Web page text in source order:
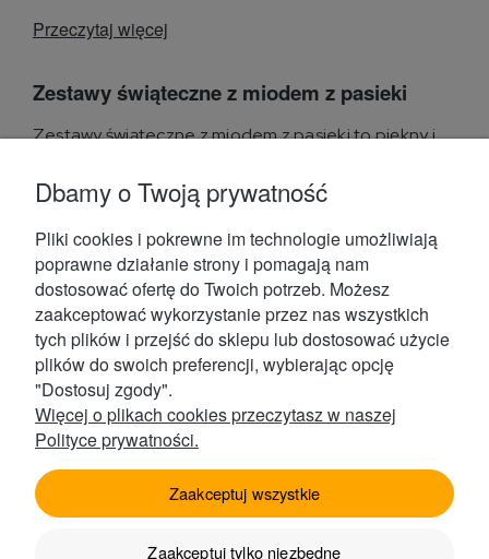
Przeczytaj więcej
Zestawy świąteczne z miodem z pasieki
Zestawy świąteczne z miodem z pasieki to piękny i
internetowego...
Kontakt
Obsługa Klienta
Dbamy o Twoją prywatność
Pliki cookies i pokrewne im technologie umożliwiają
poprawne działanie strony i pomagają nam
dostosować ofertę do Twoich potrzeb. Możesz
zaakceptować wykorzystanie przez nas wszystkich
tych plików i przejść do sklepu lub dostosować użycie
plików do swoich preferencji, wybierając opcję
"Dostosuj zgody".
Więcej o plikach cookies przeczytasz w naszej
Polityce prywatności.
Zaakceptuj tylko niezbędne
Zaakceptuj wszystkie